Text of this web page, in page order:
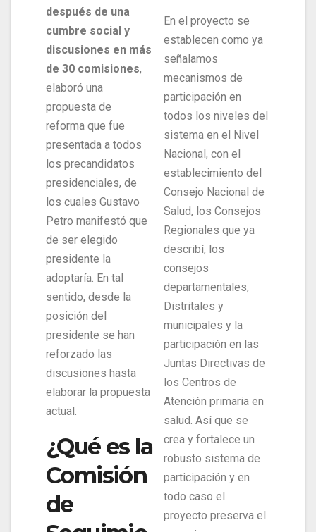
después de una
cumbre social y
discusiones en más
de 30 comisiones,
elaboró una
propuesta de
reforma que fue
presentada a todos
los precandidatos
presidenciales, de
los cuales Gustavo
Petro manifestó que
de ser elegido
presidente la
adoptaría. En tal
sentido, desde la
posición del
presidente se han
reforzado las
discusiones hasta
elaborar la propuesta
actual.
¿Qué es la
Comisión
de
En el proyecto se
establecen como ya
señalamos
mecanismos de
participación en
todos los niveles del
sistema en el Nivel
Nacional, con el
establecimiento del
Consejo Nacional de
Salud, los Consejos
Regionales que ya
describí, los
consejos
departamentales,
Distritales y
municipales y la
participación en las
Juntas Directivas de
los Centros de
Atención primaria en
salud. Así que se
crea y fortalece un
robusto sistema de
participación y en
todo caso el
proyecto preserva el